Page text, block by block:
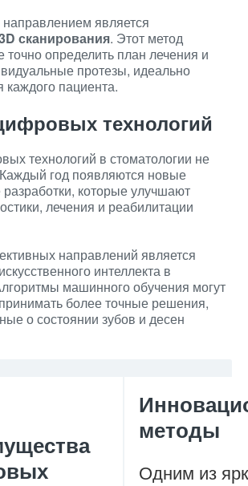
является
сканирования. Этот метод
точно определить план лечения и
протезы, идеально
пациента.
технологий
технологий в стоматологии не
год появляются новые
которые улучшают
лечения и реабилитации
направлений является
интеллекта в
машинного обучения могут
более точные решения,
о состоянии зубов и десен
методы
Одним из